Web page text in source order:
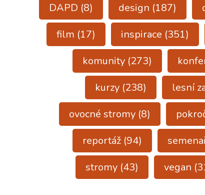
DAPD (8) design (187)
film (17) inspirace (351)
komunity(273)
kurzy(238) lesní
ovocné stromy(8)
reportáž(94)
stromy(43) vegan